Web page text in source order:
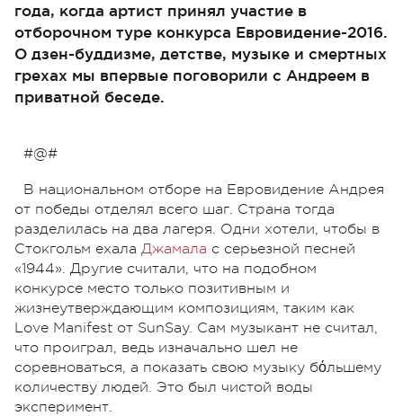
года, когда артист принял участие в
отборочном туре конкурса Евровидение-2016.
О дзен-буддизме, детстве, музыке и смертных
грехах мы впервые поговорили с Андреем в
приватной беседе.
#@#
В национальном отборе на Евровидение Андрея
от победы отделял всего шаг. Страна тогда
разделилась на два лагеря. Одни хотели, чтобы в
Стокгольм ехала Джамала с серьезной песней
«1944». Другие считали, что на подобном
конкурсе место только позитивным и
жизнеутверждающим композициям, таким как
Love Manifest от SunSay. Сам музыкант не считал,
что проиграл, ведь изначально шел не
соревноваться, а показать свою музыку бόльшему
количеству людей. Это был чистой воды
эксперимент.